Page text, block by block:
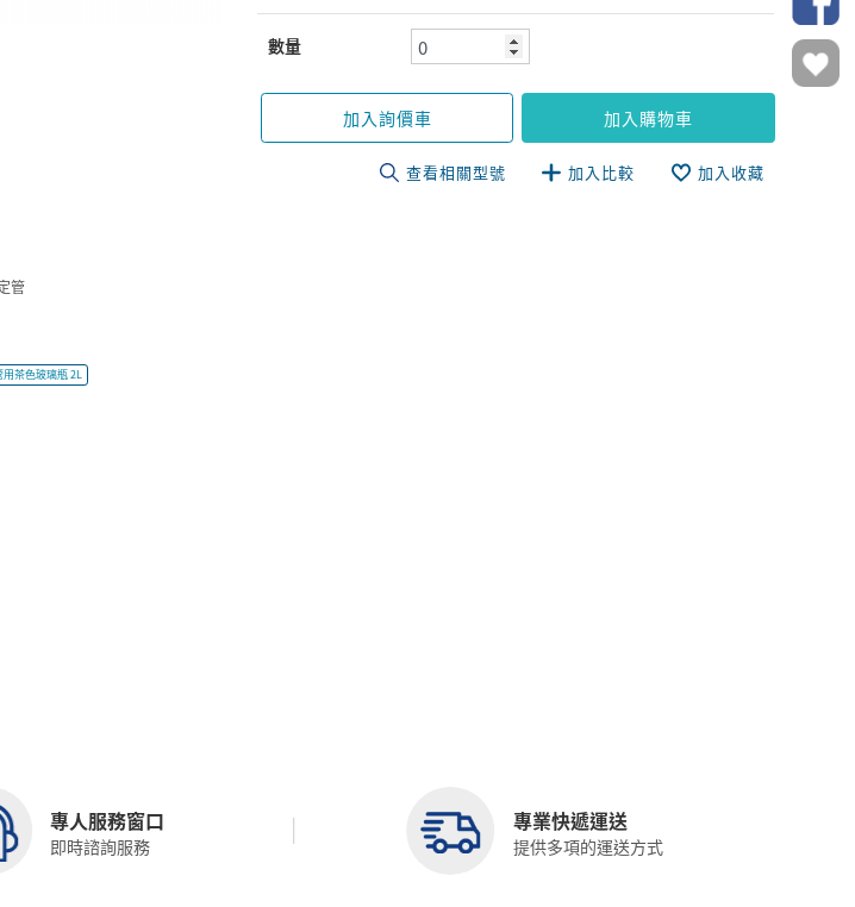
數量
加入詢價車 加入購物車
查看相關型號 加入比較 加入收藏
管
用茶色玻璃瓶 2L
專人服務窗口
即時諮詢服務
專業快遞運送
提供多項的運送方式